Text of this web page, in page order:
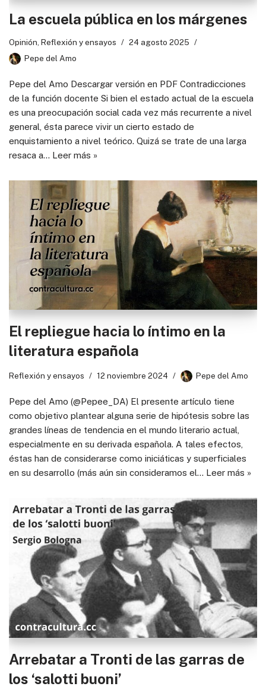
La escuela pública en los márgenes
Opinión Reflexión y ensayos
24 agosto 2025
Pepe del Amo
Pepe del Amo Descargar versión en PDF Contradicciones
de la función docente Si bien el estado actual de la escuela
es una preocupación social cada vez más recurrente a nivel
general, ésta parece vivir un cierto estado de
enquistamiento a nivel teórico. Quizá se trate de una larga
resaca a… Leer más »
El repliegue hacia lo íntimo en la
literatura española
Reflexión y ensayos 12 noviembre 2024 Pepe del Amo
Pepe del Amo (@Pepee_DA) El presente artículo tiene
como objetivo plantear alguna serie de hipótesis sobre las
grandes líneas de tendencia en el mundo literario actual,
especialmente en su derivada española. A tales efectos,
éstas han de considerarse como iniciáticas y superficiales
en su desarrollo (más aún sin consideramos el… Leer más »
Arrebatar a Tronti de las garras de
los ‘salotti buoni’